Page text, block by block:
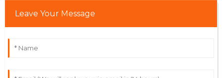
Leave Your Message